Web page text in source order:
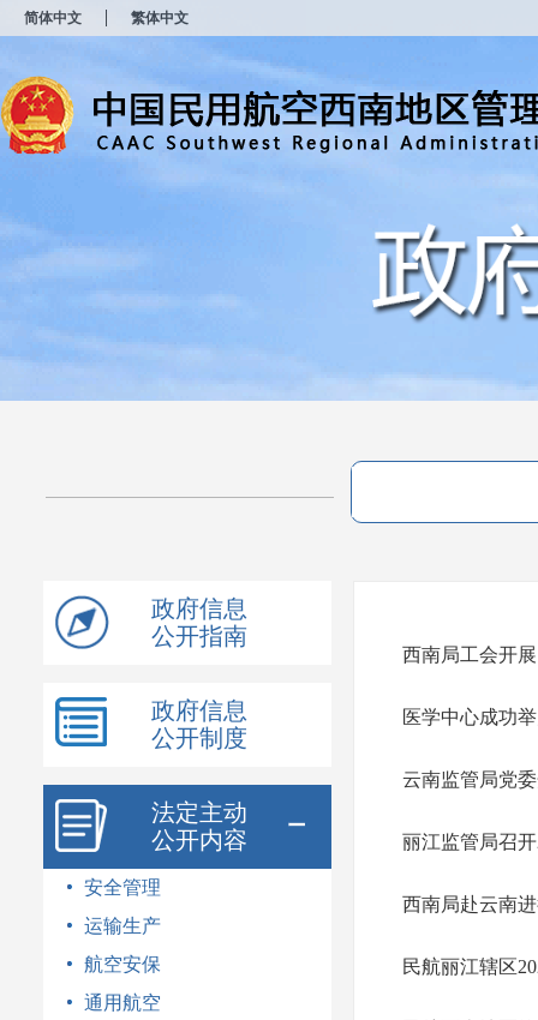
简体中文 繁体中文
政府信息
公开指南
政府信息
公开制度
法定主动
公开内容
安全管理
运输生产
航空安保
通用航空
西南局工会开
医学中心成功
云南监管局党
丽江监管局召
西南局赴云南
民航丽江辖区
窗
打
开
无
障